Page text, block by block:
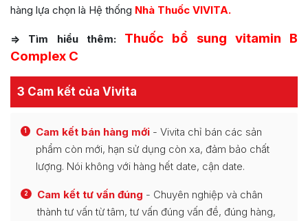
hàng lựa chọn là Hệ thống Nhà Thuốc VIVITA.
=> Tìm hiểu thêm: Thuốc bổ sung vitamin B
Complex C
3 Cam kết của Vivita
1 Cam kết bán hàng mới - Vivita chỉ bán các sản
phẩm còn mới, hạn sử dụng còn xa, đảm bảo chất
lượng. Nói không với hàng hết date, cận date.
2 Cam kết tư vấn đúng - Chuyên nghiệp và chân
thành tư vấn từ tâm, tư vấn đúng vấn đề, đúng hàng,